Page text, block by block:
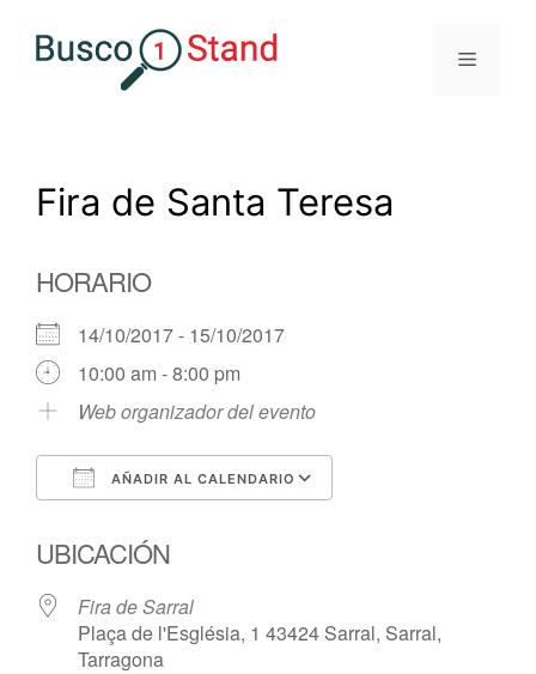
Menú
Fira de Santa Teresa
HORARIO
14/10/2017 - 15/10/2017
10:00 am - 8:00 pm
Web organizador del evento
AÑADIR AL CALENDARIO
UBICACIÓN
Fira de Sarral
Plaça de l'Església, 1 43424 Sarral, Sarral,
Tarragona